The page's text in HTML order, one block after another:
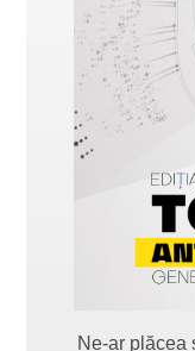
Ne-ar plăcea